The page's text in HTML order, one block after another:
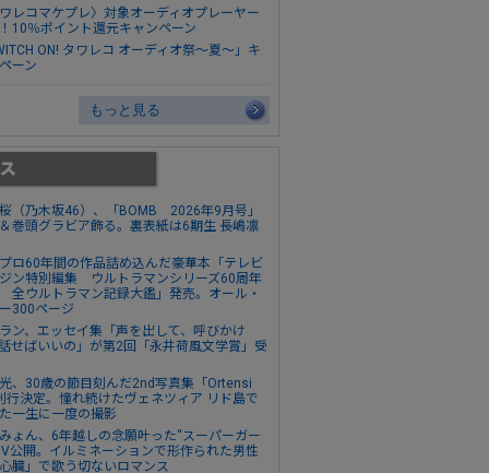
ワレコマケプレ〉対象オーディオプレーヤー
10％ポイント還元キャンペーン
ON! タワレコ オーディオ祭～夏～」キ
ーン
もっと見る
（乃木坂46）、「BOMB 2026年9月号」
巻頭グラビア飾る。裏表紙は6期生 長嶋凛
ロ60年間の作品詰め込んだ豪華本「テレビ
ン特別編集 ウルトラマンシリーズ60周年
全ウルトラマン記録大鑑」発売。オール・
300ページ
ン、エッセイ集「声を出して、呼びかけ
せばいいの」が第2回「永井荷風文学賞」受
、30歳の節目刻んだ2nd写真集「Ortensi
行決定。憧れ続けたヴェネツィア リド島で
一生に一度の撮影
ょん、6年越しの念願叶った“スーパーガー
公開。イルミネーションで形作られた男性
臓」で歌う切ないロマンス